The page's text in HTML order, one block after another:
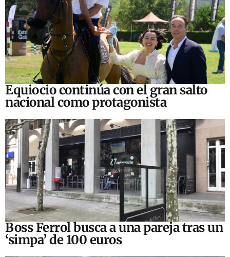
Equiocio continúa con el gran salto
nacional como protagonista
Boss Ferrol busca a una pareja tras un
‘simpa’ de 100 euros